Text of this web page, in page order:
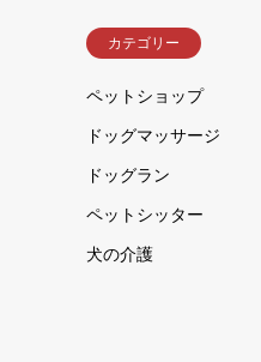
カテゴリー
ペットショップ
ドッグマッサージ
ドッグラン
ペットシッター
犬の介護